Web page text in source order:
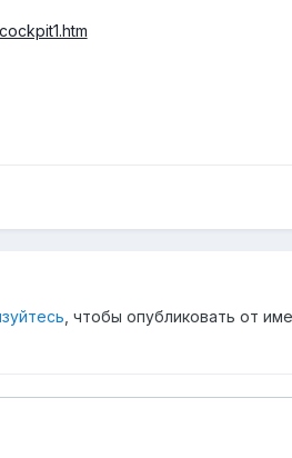
, чтобы опубликовать от